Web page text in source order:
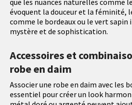
que les nuances naturelles comme
évoquent la douceur et la féminité,
comme le bordeaux ou le vert sapin
mystère et de sophistication.
Accessoires et
robe en daim
Associer une robe en daim avec les
essentiel pour créer un look